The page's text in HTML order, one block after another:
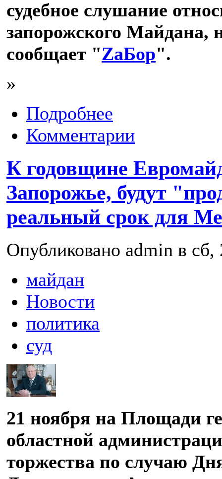
судебное слушание
запорожского Майдана,
сообщает "ZаБор".
»
Подробнее
Комментарии
К годовщине
Запорожье, будут
реальный срок для
Опубликовано admin в
майдан
Новости
политика
суд
21 ноября на Площади
областной
торжества по случаю